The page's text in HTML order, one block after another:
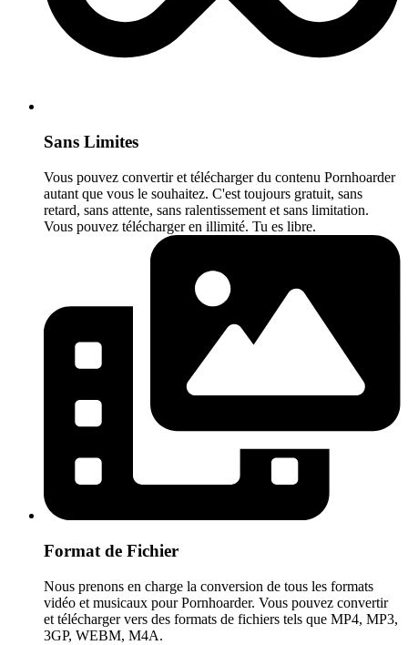
Sans Limites
Vous pouvez convertir et télécharger du contenu Pornhoarder
autant que vous le souhaitez. C'est toujours gratuit, sans
retard, sans attente, sans ralentissement et sans limitation.
Vous pouvez télécharger en illimité. Tu es libre.
Format de Fichier
Nous prenons en charge la conversion de tous les formats
vidéo et musicaux pour Pornhoarder. Vous pouvez convertir
et télécharger vers des formats de fichiers tels que MP4, MP3,
3GP, WEBM, M4A.